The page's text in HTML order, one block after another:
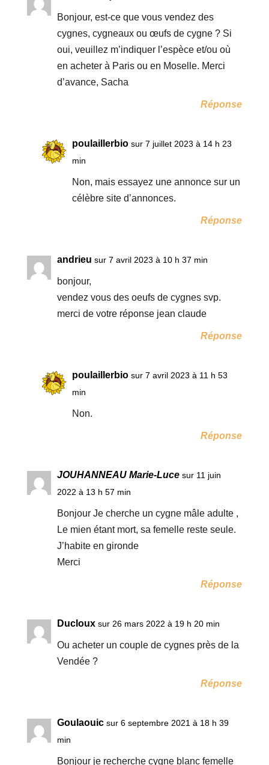
Bonjour, est-ce que vous vendez des
cygnes, cygneaux ou œufs de cygne ? Si
oui, veuillez m’indiquer l’espèce et/ou où
en acheter à Paris ou en Moselle. Merci
d’avance, Sacha
Réponse
poulaillerbio sur 7 juillet 2023 à 14 h 23
min
Non, mais essayez une annonce sur un
célèbre site d’annonces.
Réponse
andrieu sur 7 avril 2023 à 10 h 37 min
bonjour,
vendez vous des oeufs de cygnes svp.
merci de votre réponse jean claude
Réponse
poulaillerbio sur 7 avril 2023 à 11 h 53
min
Non.
Réponse
JOUHANNEAU Marie-Luce sur 11 juin
2022 à 13 h 57 min
Bonjour Je cherche un cygne mâle adulte ,
Le mien étant mort, sa femelle reste seule.
J’habite en gironde
Merci
Réponse
Ducloux sur 26 mars 2022 à 19 h 20 min
Ou acheter un couple de cygnes près de la
Vendée ?
Réponse
Goulaouic sur 6 septembre 2021 à 18 h 39
min
Bonjour je recherche cygne blanc femelle